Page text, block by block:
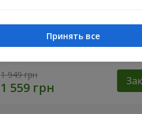
Корзина "Ангелочек"
1 949 грн
Принять все